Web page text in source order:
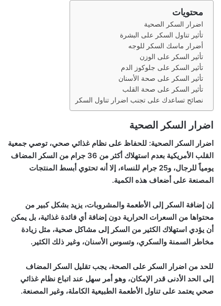
محتويات
اضرار السكر الصحية
تأثير تناول السكر على البشرة
أضرار ماسك السكر للوجه
تأثير السكر على الوزن
تأثير السكر على جلوكوز الدم
تأثير السكر على صحة الأسنان
تأثير السكر على صحة القلب
نصائح تساعدك على تجنب اضرار تناول السكر
اضرار السكر الصحية
اضرار السكر الصحية: للحفاظ على نظام غذائي صحي، توصي جمعية
القلب الأمريكية بعدم استهلاك أكثر من 36 جرام من السكر المضاف
يومياً للرجال، و25 جرام للنساء، إلا أنه تحتوي أبسط المنتجات
المصنعة على أضعاف هذه الكمية.
إن إضافة السكر إلى الأطعمة والمشروبات، يزيد بشكل كبير من
محتواها من السعرات الحرارية دون إضافة أي فائدة غذائية، بل يمكن
أن يؤدي استهلاك الكثير من السكر إلى مشاكل صحية، مثل زيادة
مخاطر السمنة والسكري، وتسوس الأسنان، وغير ذلك الكثير.
للحد من اضرار السكر على الصحة، يجب تقليل السكر المضاف
إلى الحد الأدنى قدر الإمكان، وهو أمر سهل عند اتباع نظام غذائي
صحي يعتمد على تناول الأطعمة الطبيعية الكاملة، وغير المصنعة.